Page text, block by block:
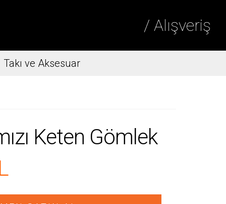
/ Alışveriş
Takı ve Aksesuar
Keten Gömlek